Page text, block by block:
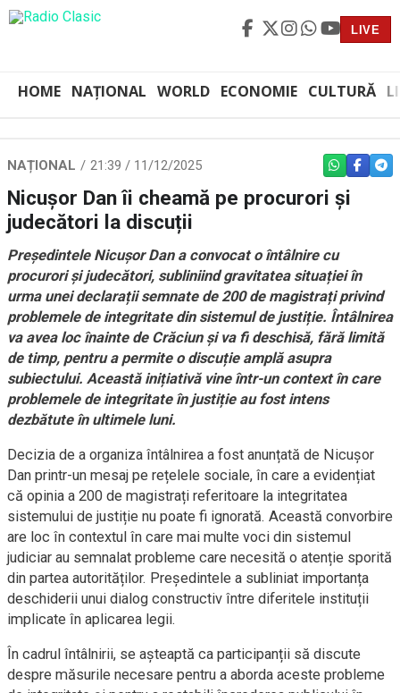
LIVE
HOME NAȚIONAL WORLD ECONOMIE CULTURĂ
NAȚIONAL 21:39 / 11/12/2025 WHATSAPP
Nicușor Dan îi cheamă pe procurori și
judecători la discuții
Președintele Nicușor Dan a convocat o întâlnire cu
procurori și judecători, subliniind gravitatea situației în
urma unei declarații semnate de 200 de magistrați privind
problemele de integritate din sistemul de justiție. Întâlnirea
va avea loc înainte de Crăciun și va fi deschisă, fără limită
de timp, pentru a permite o discuție amplă asupra
subiectului. Această inițiativă vine într-un context în care
problemele de integritate în justiție au fost intens
dezbătute în ultimele luni.
Decizia de a organiza întâlnirea a fost anunțată de Nicușor
Dan printr-un mesaj pe rețelele sociale, în care a evidențiat
că opinia a 200 de magistrați referitoare la integritatea
sistemului de justiție nu poate fi ignorată. Această convorbire
are loc în contextul în care mai multe voci din sistemul
judiciar au semnalat probleme care necesită o atenție sporită
din partea autorităților. Președintele a subliniat importanța
deschiderii unui dialog constructiv între diferitele instituții
implicate în aplicarea legii.
În cadrul întâlnirii, se așteaptă ca participanții să discute
despre măsurile necesare pentru a aborda aceste probleme